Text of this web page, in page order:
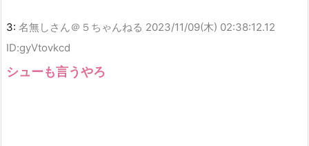
3: 名無しさん＠５ちゃんねる 2023/11/09(木) 02:38:12.12
ID:gyVtovkcd
シューも言うやろ